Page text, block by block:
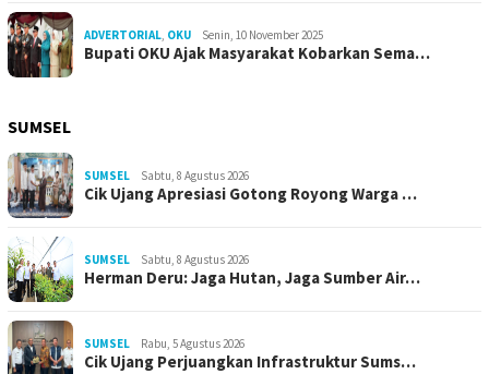
ADVERTORIAL, OKU Senin, 10 November 2025
Bupati OKU Ajak Masyarakat Kobarkan Sema…
SUMSEL
SUMSEL Sabtu, 8 Agustus 2026
Cik Ujang Apresiasi Gotong Royong Warga …
SUMSEL Sabtu, 8 Agustus 2026
Herman Deru: Jaga Hutan, Jaga Sumber Air…
SUMSEL Rabu, 5 Agustus 2026
Cik Ujang Perjuangkan Infrastruktur Sums…